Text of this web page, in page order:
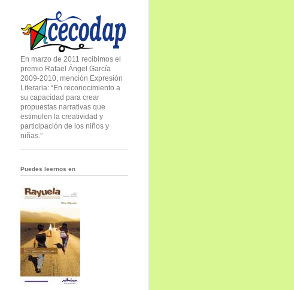
En marzo de 2011 recibimos el
premio Rafael Ángel García
2009-2010, mención Expresión
Literaria: “En reconocimiento a
su capacidad para crear
propuestas narrativas que
estimulen la creatividad y
participación de los niños y
niñas.”
Puedes leernos en